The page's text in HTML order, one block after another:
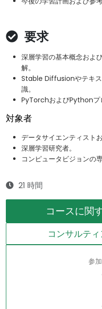
要求
深層学習の基本概念およ
解。
Stable Diffusionやテキス
識。
PyTorchおよびPythonプ
対象者
データサイエンティスト
深層学習研究者。
コンピュータビジョンの専
21 時間
コースに関
コンサルテ
参